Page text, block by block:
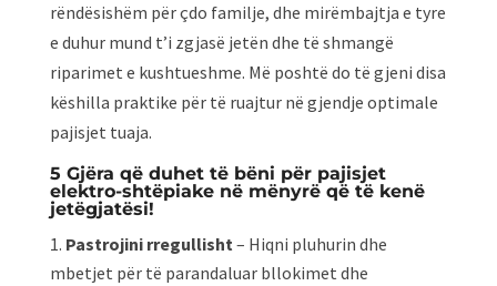
rëndësishëm për çdo familje, dhe mirëmbajtja e tyre
e duhur mund t’i zgjasë jetën dhe të shmangë
riparimet e kushtueshme. Më poshtë do të gjeni disa
këshilla praktike për të ruajtur në gjendje optimale
pajisjet tuaja.
5 Gjëra që duhet të bëni për pajisjet
elektro-shtëpiake në mënyrë që të kenë
jetëgjatësi!
Pastrojini rregullisht– Hiqni pluhurin dhe
mbetjet për të parandaluar bllokimet dhe